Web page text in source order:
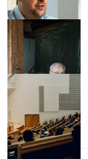
Politika
Támogatói tartalom
Családi
vállalkozások